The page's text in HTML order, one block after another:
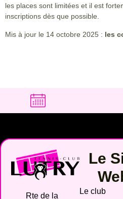
les places sont limitées et il est
inscriptions dès que possible.
Mis à jour le 14 octobre 2025 : les
Rte de la
Le
Le club